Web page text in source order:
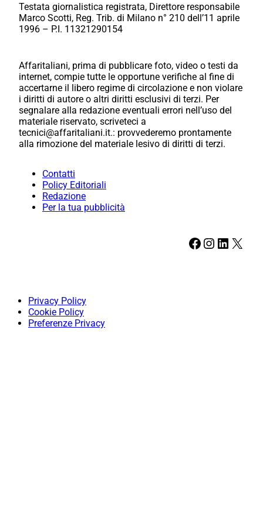
Testata giornalistica registrata, Direttore responsabile
Marco Scotti, Reg. Trib. di Milano n° 210 dell’11 aprile
1996 – P.I. 11321290154
Affaritaliani, prima di pubblicare foto, video o testi da
internet, compie tutte le opportune verifiche al fine di
accertarne il libero regime di circolazione e non violare
i diritti di autore o altri diritti esclusivi di terzi. Per
segnalare alla redazione eventuali errori nell’uso del
materiale riservato, scriveteci a
tecnici@affaritaliani.it.: provvederemo prontamente
alla rimozione del materiale lesivo di diritti di terzi.
Contatti
Policy Editoriali
Redazione
Per la tua pubblicità
Facebook Instagram LinkedIn X
Privacy Policy
Cookie Policy
Preferenze Privacy